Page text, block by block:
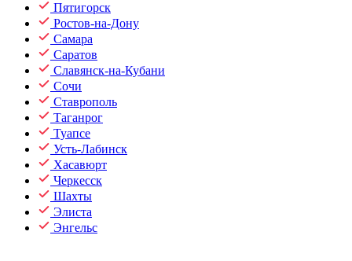
Пятигорск
Ростов-на-Дону
Самара
Саратов
Славянск-на-Кубани
Сочи
Ставрополь
Таганрог
Туапсе
Усть-Лабинск
Хасавюрт
Черкесск
Шахты
Элиста
Энгельс